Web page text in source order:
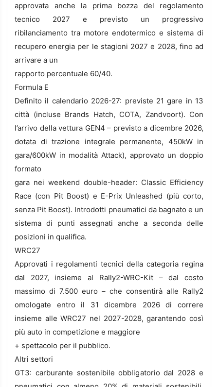
approvata anche la prima bozza del regolamento
tecnico 2027 e previsto un progressivo
ribilanciamento tra motore endotermico e sistema di
recupero energia per le stagioni 2027 e 2028, fino ad
arrivare a un
rapporto percentuale 60/40.
Formula E
Definito il calendario 2026-27: previste 21 gare in 13
città (incluse Brands Hatch, COTA, Zandvoort). Con
l’arrivo della vettura GEN4 – previsto a dicembre 2026,
dotata di trazione integrale permanente, 450kW in
gara/600kW in modalità Attack), approvato un doppio
formato
gara nei weekend double-header: Classic Efficiency
Race (con Pit Boost) e E-Prix Unleashed (più corto,
senza Pit Boost). Introdotti pneumatici da bagnato e un
sistema di punti assegnati anche a seconda delle
posizioni in qualifica.
WRC27
Approvati i regolamenti tecnici della categoria regina
dal 2027, insieme al Rally2-WRC-Kit – dal costo
massimo di 7.500 euro – che consentirà alle Rally2
omologate entro il 31 dicembre 2026 di correre
insieme alle WRC27 nel 2027-2028, garantendo così
più auto in competizione e maggiore
+ spettacolo per il pubblico.
Altri settori
GT3: carburante sostenibile obbligatorio dal 2028 e